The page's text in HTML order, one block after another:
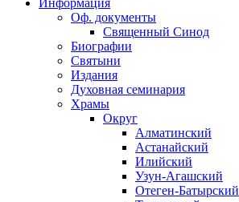
Оф. документы
Священный Синод
Биографии
Святыни
Издания
Духовная семинария
Храмы
Округ
Алматинский
Астанайский
Илийский
Узун-Агашский
Отеген-Батырский